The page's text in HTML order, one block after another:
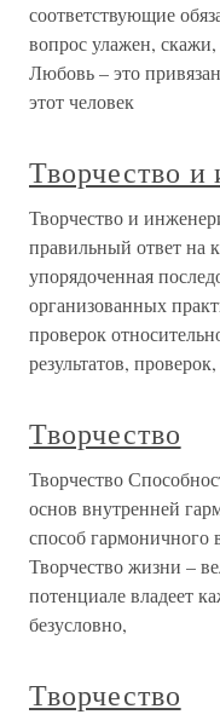
соответствующие
вопрос улажен,
Любовь – это
этот человек
Творчество
Творчество и
правильный ответ на
упорядоченная
организованных
проверок
результатов, проверок,
Творчество
Творчество
основ внутренней
способ гармоничного
Творчество жизни –
потенциале владеет
безусловно,
Творчество